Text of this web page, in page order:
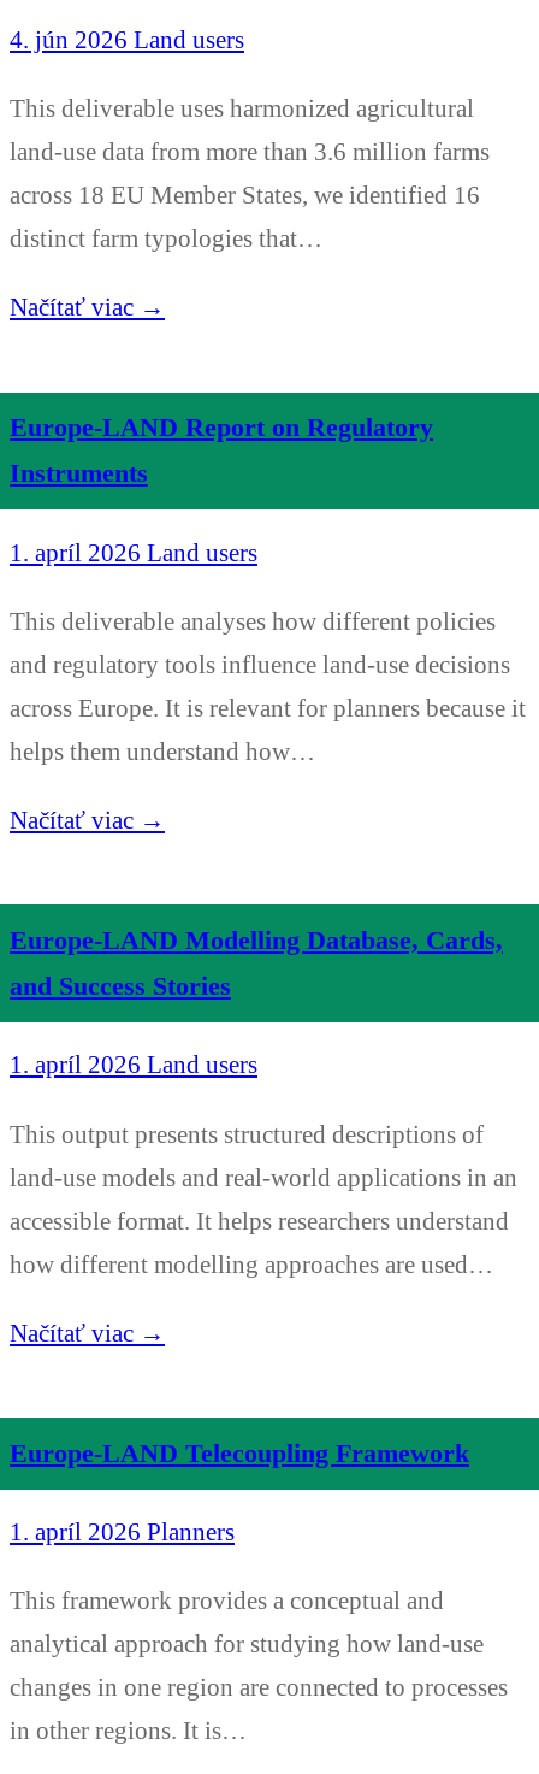
4. jún 2026 Land users
This deliverable uses harmonized agricultural
land-use data from more than 3.6 million farms
across 18 EU Member States, we identified 16
distinct farm typologies that…
Načítať viac →
Europe-LAND Report on Regulatory
Instruments
1. apríl 2026 Land users
This deliverable analyses how different policies
and regulatory tools influence land-use decisions
across Europe. It is relevant for planners because it
helps them understand how…
Načítať viac →
Europe-LAND Modelling Database, Cards,
and Success Stories
1. apríl 2026 Land users
This output presents structured descriptions of
land-use models and real-world applications in an
accessible format. It helps researchers understand
how different modelling approaches are used…
Načítať viac →
Europe-LAND Telecoupling Framework
1. apríl 2026 Planners
This framework provides a conceptual and
analytical approach for studying how land-use
changes in one region are connected to processes
in other regions. It is…